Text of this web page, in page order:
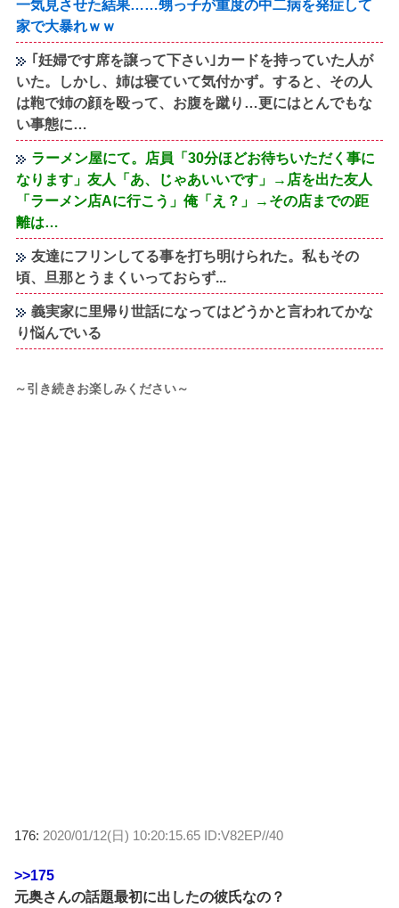
一気見させた結果……甥っ子が重度の中二病を発症して
家で大暴れｗｗ
｢妊婦です席を譲って下さい｣カードを持っていた人が
いた。しかし、姉は寝ていて気付かず。すると、その人
は鞄で姉の顔を殴って、お腹を蹴り…更にはとんでもな
い事態に…
ラーメン屋にて。店員「30分ほどお待ちいただく事に
なります」友人「あ、じゃあいいです」→店を出た友人
「ラーメン店Aに行こう」俺「え？」→その店までの距
離は…
友達にフリンしてる事を打ち明けられた。私もその
頃、旦那とうまくいっておらず...
義実家に里帰り世話になってはどうかと言われてかな
り悩んでいる
～引き続きお楽しみください～
176: 2020/01/12(日) 10:20:15.65 ID:V82EP//40
>>175
元奥さんの話題最初に出したの彼氏なの？